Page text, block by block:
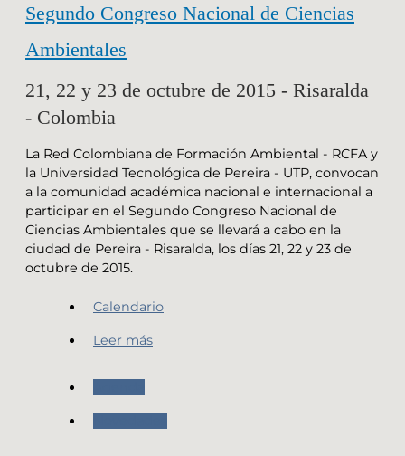
Segundo Congreso Nacional de Ciencias
Ambientales
21, 22 y 23 de octubre de 2015 - Risaralda
- Colombia
La Red Colombiana de Formación Ambiental - RCFA y
la Universidad Tecnológica de Pereira - UTP, convocan
a la comunidad académica nacional e internacional a
participar en el Segundo Congreso Nacional de
Ciencias Ambientales que se llevará a cabo en la
ciudad de Pereira - Risaralda, los días 21, 22 y 23 de
octubre de 2015.
Calendario
Leer más